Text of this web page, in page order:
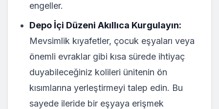
engeller.
Depo İçi Düzeni Akıllıca Kurgulayın:
Mevsimlik kıyafetler, çocuk eşyaları veya
önemli evraklar gibi kısa sürede ihtiyaç
duyabileceğiniz kolileri ünitenin ön
kısımlarına yerleştirmeyi talep edin. Bu
sayede ileride bir eşyaya erişmek